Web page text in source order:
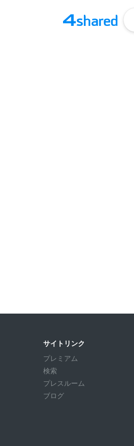
サイトリンク
プレミアム
検索
プレスルーム
ブログ